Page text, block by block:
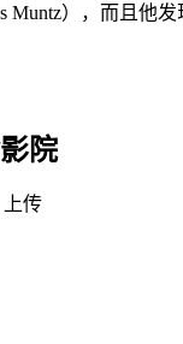
），而且他
院
传